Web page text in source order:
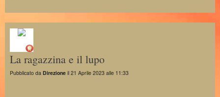
La ragazzina e il lupo
Pubblicato da Direzione il 21 Aprile 2023 alle 11:33